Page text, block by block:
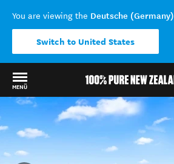
You are viewing the Deutsche (Germany)
Switch to United States
MENÜ
Back to my results